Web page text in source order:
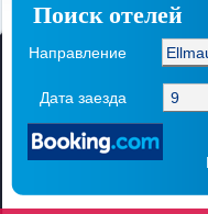
Поиск отелей
Направление
Дата заезда